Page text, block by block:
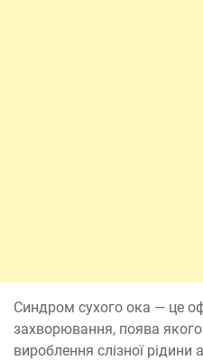
Синдром сухого ока — це
захворювання, поява
вироблення слізної рідини